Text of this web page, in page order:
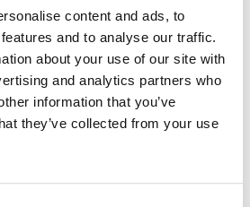
content and ads, to
and to analyse our traffic.
about your use of our site with
and analytics partners who
information that you’ve
they’ve collected from your use